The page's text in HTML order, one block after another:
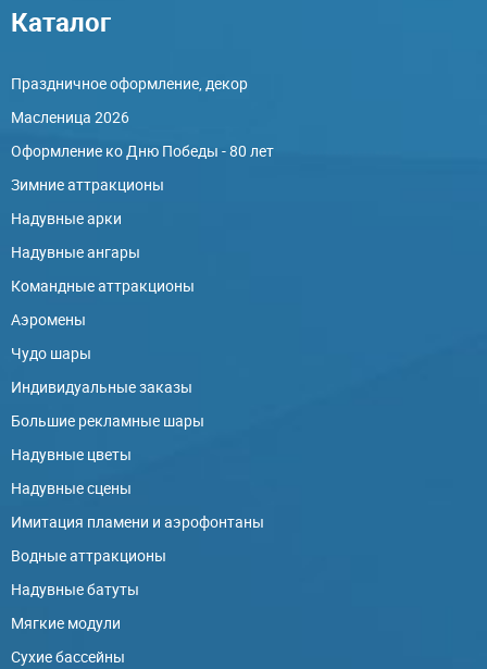
Каталог
Праздничное оформление, декор
Масленица 2026
Оформление ко Дню Победы - 80 лет
Зимние аттракционы
Надувные арки
Надувные ангары
Командные аттракционы
Аэромены
Чудо шары
Индивидуальные заказы
Большие рекламные шары
Надувные цветы
Надувные сцены
Имитация пламени и аэрофонтаны
Водные аттракционы
Надувные батуты
Мягкие модули
Сухие бассейны